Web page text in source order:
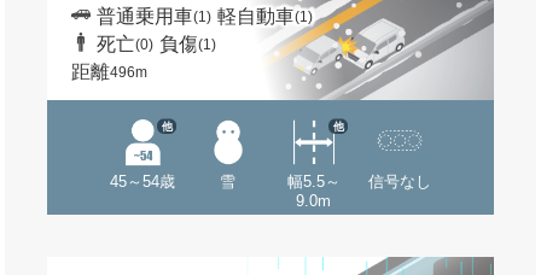
普通乗用車(1) 軽自動車(1)
死亡(0) 負傷(1)
距離496m
45～54歳
他
雪
幅5.5～
9.0m
他
信号なし